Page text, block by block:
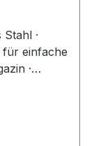
·
für einfache
·